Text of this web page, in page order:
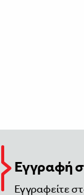
Εγγραφή
Εγγραφείτε